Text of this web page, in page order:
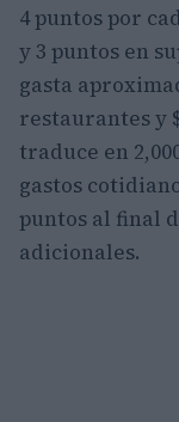
4 puntos por
y 3 puntos en
gasta
restaurantes y
traduce en
gastos
puntos al final
adicionales.